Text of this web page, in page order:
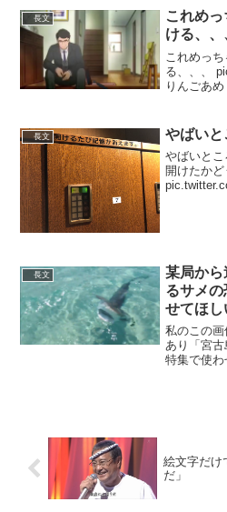
長文
これめ
ける、、
これめっ
る、、、
りんごあ
った...
長文 やばいと
やばいと
開けたかど
長文
某局から
るサメ
せてほし
私のこの
あり「宮古
特集で使
絵文字だけ
だ」